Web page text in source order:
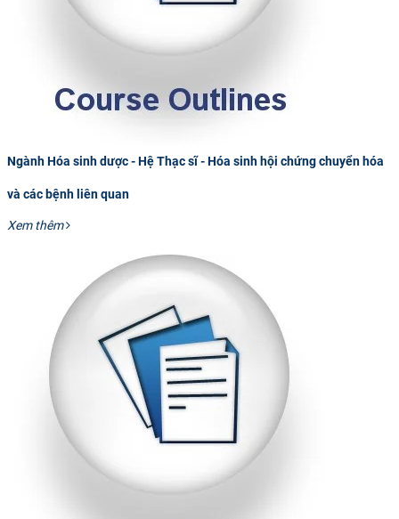
Ngành Hóa sinh dược - Hệ Thạc sĩ - Hóa sinh hội chứng chuyển hóa
và các bệnh liên quan
Xem thêm